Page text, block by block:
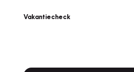
Vakantiecheck